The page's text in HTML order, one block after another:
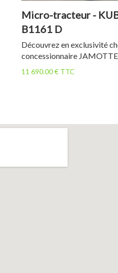
Micro-tracteur -
B1161 D
Découvrez en exclusivité
concessionnaire JAMOTTE
KUBOTA B1161 !
Cylindrée : 719 cc 4 roues
cylindres [...]
11 690.00 € TTC